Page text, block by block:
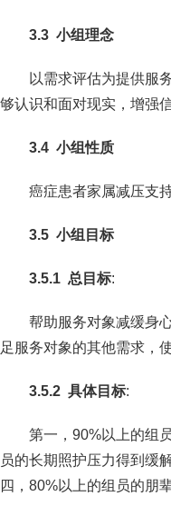
3.3 小组理念
以需求评估为提供服
够认识和面对现实，增强
3.4 小组性质
癌症患者家属减压支
3.5 小组目标
3.5.1 总目标:
帮助服务对象减缓身
足服务对象的其他需求，
3.5.2 具体目标:
第一，90%以上的组
员的长期照护压力得到缓
四，80%以上的组员的朋